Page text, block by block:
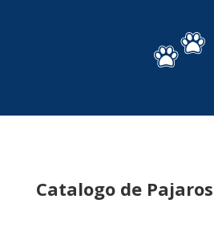
Catalogo de Pajaros